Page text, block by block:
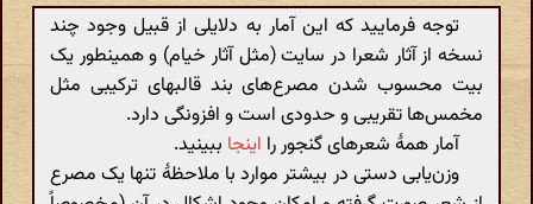
توجه فرمایید که این آمار به دلایلی از قبیل وجود چند
نسخه از آثار شعرا در سایت (مثل آثار خیام) و همینطور یک
بیت محسوب شدن مصرع‌های بند قالبهای ترکیبی مثل
مخمس‌ها تقریبی و حدودی است و افزونگی دارد.
آمار همهٔ شعرهای گنجور را اینجا ببینید.
وزن‌یابی دستی در بیشتر موارد با ملاحظهٔ تنها یک مصرع